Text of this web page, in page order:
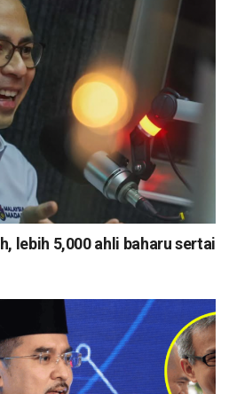
lebih 5,000 ahli baharu sertai